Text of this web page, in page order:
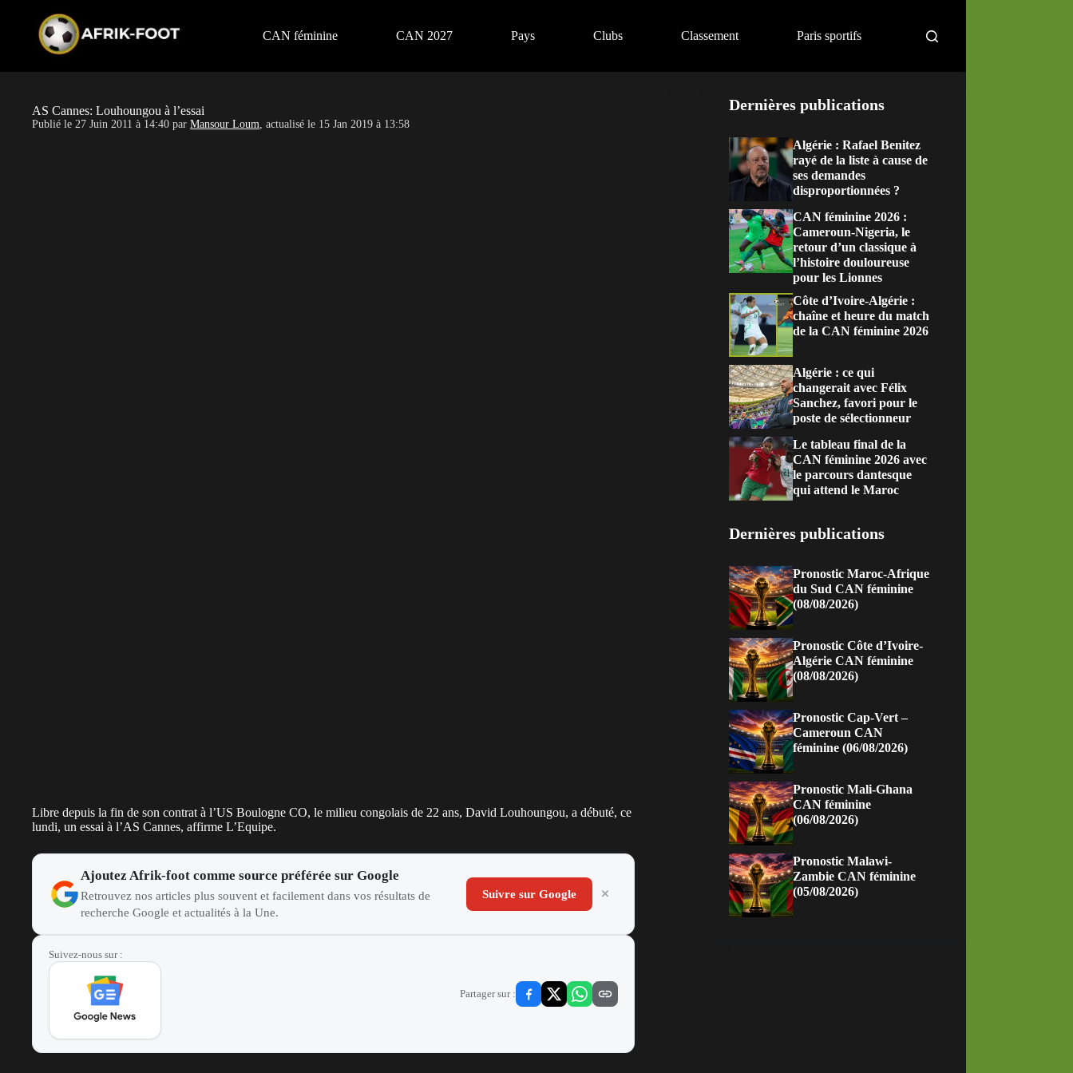
CAN féminine CAN 2027 Pays Clubs Classement Paris sportifs
AS Cannes: Louhoungou à l’essai
Publié le 27 Juin 2011 à 14:40 par Mansour Loum, actualisé le 15 Jan 2019 à 13:58
Libre depuis la fin de son contrat à l’US Boulogne CO, le milieu congolais de 22 ans, David Louhoungou, a débuté, ce
lundi, un essai à l’AS Cannes, affirme L’Equipe.
Ajoutez Afrik-foot comme source préférée sur Google
Retrouvez nos articles plus souvent et facilement dans vos résultats de
recherche Google et actualités à la Une.
Suivre sur Google
Suivez-nous sur :
Partager sur :
Dernières publications
Algérie : Rafael Benitez
rayé de la liste à cause de
ses demandes
disproportionnées ?
CAN féminine 2026 :
Cameroun-Nigeria, le
retour d’un classique à
l’histoire douloureuse
pour les Lionnes
Côte d’Ivoire-Algérie :
chaîne et heure du match
de la CAN féminine 2026
Algérie : ce qui
changerait avec Félix
Sanchez, favori pour le
poste de sélectionneur
Le tableau final de la
CAN féminine 2026 avec
le parcours dantesque
qui attend le Maroc
Dernières publications
Pronostic Maroc-Afrique
du Sud CAN féminine
(08/08/2026)
Pronostic Côte d’Ivoire-
Algérie CAN féminine
(08/08/2026)
Pronostic Cap-Vert –
Cameroun CAN
féminine (06/08/2026)
Pronostic Mali-Ghana
CAN féminine
(06/08/2026)
Pronostic Malawi-
Zambie CAN féminine
(05/08/2026)